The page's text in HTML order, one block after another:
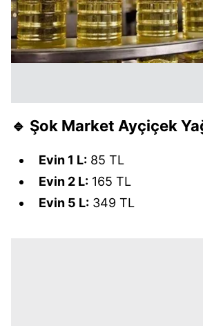
🔹 Şok Market Ayçiçek
Evin 1 L: 85 TL
Evin 2 L: 165 TL
Evin 5 L: 349 TL